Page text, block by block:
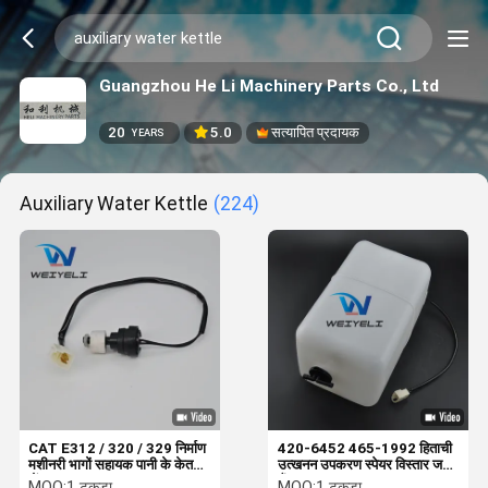
Guangzhou He Li Machinery Parts Co., Ltd
20 YEARS 5.0 सत्यापित प्रदायक
Auxiliary Water Kettle (224)
CAT E312 / 320 / 329 निर्माण
मशीनरी भागों सहायक पानी के केतल
सेंसर
420-6452 465-1992 हिताची
उत्खनन उपकरण स्पेयर विस्तार जल
टैंक ZAX330 ZAX450